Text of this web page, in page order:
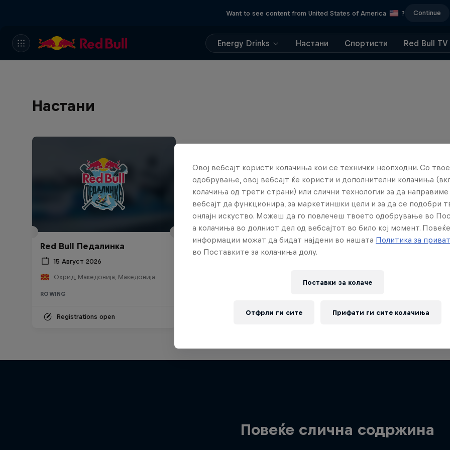
Want to see content from United States of America ? Continue
Energy Drinks Настани Спортисти Red Bull TV
Настани
Red Bull Педалинка
15 Август 2026
Охрид, Македонија, Македонија
ROWING
Registrations open
Повеќе слична содржина
Овој вебсајт користи колачиња кои се технички неопходни. Со твое
одобрување, овој вебсајт ќе користи и дополнителни колачиња
колачиња од трети страни) или слични технологии за да
вебсајт да функционира, за маркетиншки цели и за да се подобри
онлајн искуство. Можеш да го повлечеш твоето одобрување во
а колачиња во долниот дел од вебсајтот во било кој момент. Повеќе
информации можат да бидат најдени во нашата Политика за
во Поставките за колачиња долу.
Поставки за колачe
Отфрли ги сите Прифати ги сите колачиња